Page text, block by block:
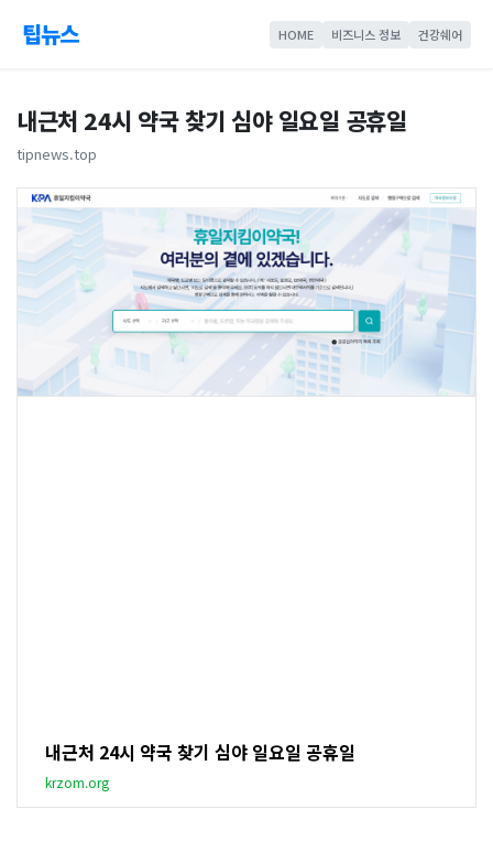
팁뉴스 HOME 비즈니스 정보 건강쉐어
내근처 24시 약국 찾기 심야 일요일 공휴일
tipnews.top
내근처 24시 약국 찾기 심야 일요일 공휴일
krzom.org